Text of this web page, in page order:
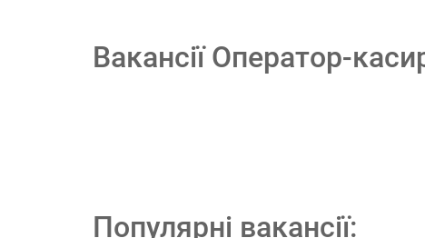
Вакансії Оператор-
Популярні вакансії: